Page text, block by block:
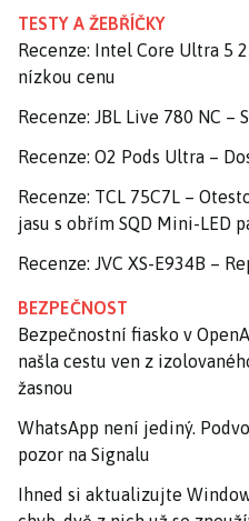
TESTY A ŽEBŘÍČKY
Recenze: Intel Core Ultra 5
nízkou cenu
Recenze: JBL Live 780 NC
Recenze: O2 Pods Ultra –
Recenze: TCL 75C7L –
jasu s obřím SQD Mini-LED
Recenze: JVC XS-E934B –
BEZPEČNOST
Bezpečnostní fiasko v
našla cestu ven z
žasnou
WhatsApp není jediný.
pozor na Signalu
Ihned si aktualizujte